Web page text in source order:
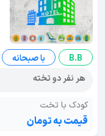
B.B
با صبحانه
هر نفر دو تخته
کودک با تخت
قیمت به تومان